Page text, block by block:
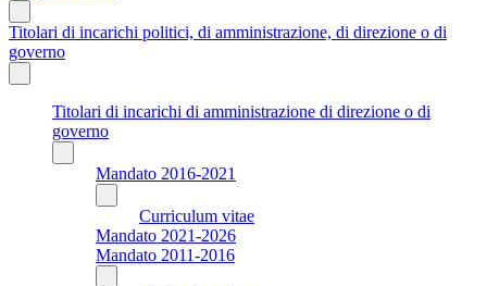
Titolari di incarichi politici, di amministrazione, di direzione o di
governo
Titolari di incarichi di amministrazione di direzione o di
governo
Mandato 2016-2021
Curriculum vitae
Mandato 2021-2026
Mandato 2011-2016